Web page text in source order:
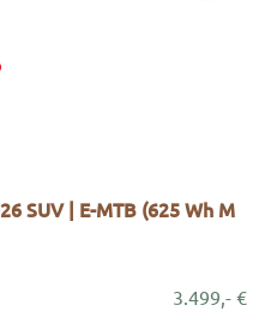
SUV | E-MTB (625 Wh M
3.499,- €